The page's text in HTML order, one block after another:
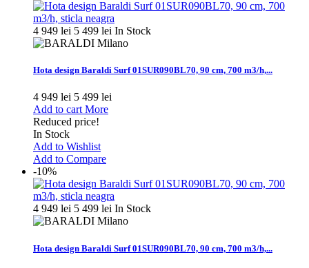
4 949 lei 5 499 lei In Stock
Hota design Baraldi Surf 01SUR090BL70, 90 cm, 700 m3/h,...
4 949 lei 5 499 lei
Add to cart More
Reduced price!
In Stock
Add to Wishlist
Add to Compare
-10%
4 949 lei 5 499 lei In Stock
Hota design Baraldi Surf 01SUR090BL70, 90 cm, 700 m3/h,...